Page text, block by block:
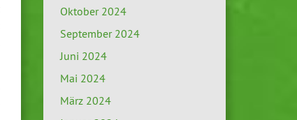
Oktober 2024
September 2024
Juni 2024
Mai 2024
März 2024